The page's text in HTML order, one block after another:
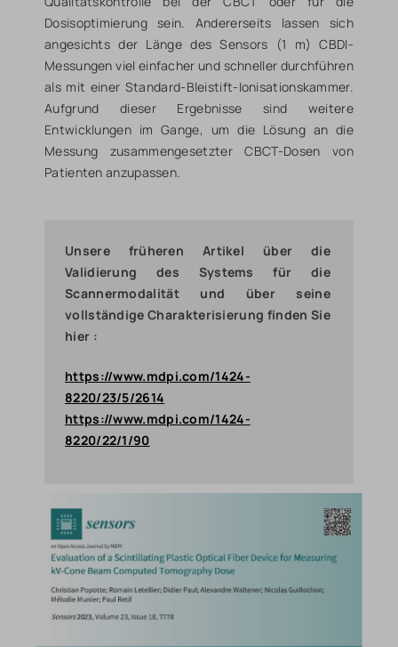
Dosisoptimierung sein. Andererseits lassen sich
angesichts der Länge des Sensors (1 m) CBDI-
Messungen viel einfacher und schneller durchführen
als mit einer Standard-Bleistift-Ionisationskammer.
Aufgrund dieser Ergebnisse sind weitere
Entwicklungen im Gange, um die Lösung an die
Messung zusammengesetzter CBCT-Dosen von
Patienten anzupassen.
Unsere früheren Artikel über die
Validierung des Systems für die
Scannermodalität und über seine
vollständige Charakterisierung finden Sie
hier :
https://www.mdpi.com/1424-
8220/23/5/2614
https://www.mdpi.com/1424-
8220/22/1/90